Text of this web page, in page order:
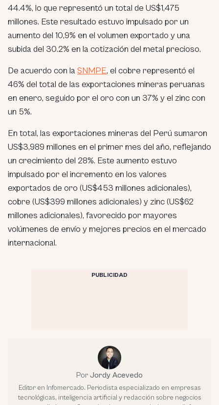
44.4%, lo que representó un total de US$1,475
millones. Este resultado estuvo impulsado por un
aumento del 10,9% en el volumen exportado y una
subida del 30.2% en la cotización del metal precioso.
De acuerdo con la SNMPE, el cobre representó el
46% del total de las exportaciones mineras peruanas
en enero, seguido por el oro con un 37% y el zinc con
un 5%.
En total, las exportaciones mineras del Perú sumaron
US$3,989 millones en el primer mes del año, reflejando
un crecimiento del 28%. Este aumento estuvo
impulsado por el incremento en los valores
exportados de oro (US$453 millones adicionales),
cobre (US$399 millones adicionales) y zinc (US$62
millones adicionales), favorecido por mayores
volúmenes de envío y mejores precios en el mercado
internacional.
PUBLICIDAD
Por Jordy Acevedo
Editor en Infomercado. Periodista especializado en empresas
tecnológicas, inteligencia artificial y redacción sobre negocios